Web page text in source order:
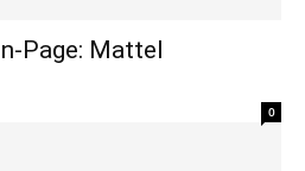
Page: Mattel
0